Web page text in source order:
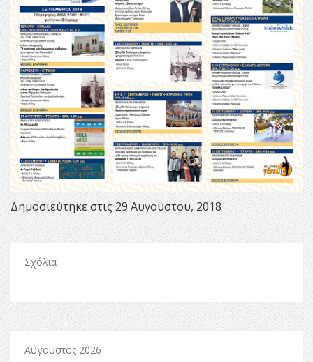
Δημοσιεύτηκε στις 29 Αυγούστου, 2018
Σχόλια
Αύγουστος 2026